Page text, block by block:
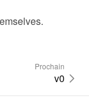
.
Prochain
v0